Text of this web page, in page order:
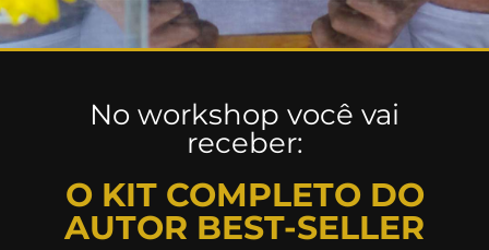
No workshop você vai
receber:
O KIT COMPLETO DO
AUTOR BEST-SELLER